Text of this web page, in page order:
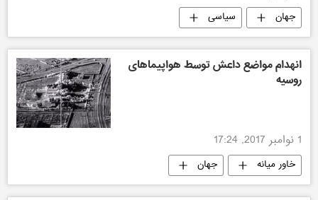
جهان سیاسی
انهدام مواضع داعش توسط هواپیماهای
روسیه
1 نوامبر 2017, 17:24
خاور میانه جهان